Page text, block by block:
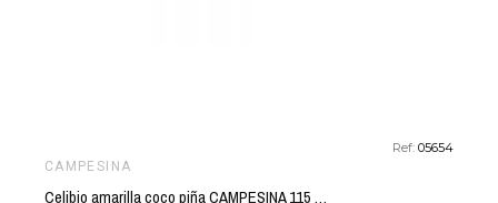
Ref:05654
CAMPESINA
Celibio amarilla coco piña CAMPESINA 115 gr BIO